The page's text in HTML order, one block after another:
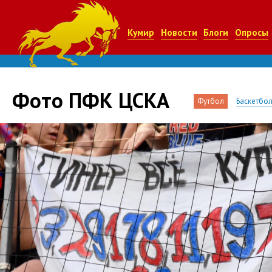
Кумир Новости Блоги Опросы
Фото ПФК ЦСКА Футбол Баскетбол